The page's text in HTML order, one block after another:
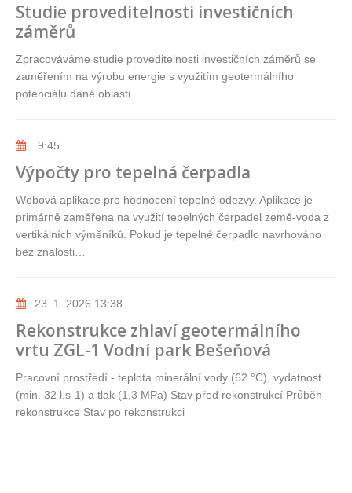
Studie proveditelnosti investičních
záměrů
Zpracováváme studie proveditelnosti investičních záměrů se
zaměřením na výrobu energie s využitím geotermálního
potenciálu dané oblasti.
9:45
Výpočty pro tepelná čerpadla
Webová aplikace pro hodnocení tepelné odezvy. Aplikace je
primárně zaměřena na využití tepelných čerpadel země-voda z
vertikálních výměníků. Pokud je tepelné čerpadlo navrhováno
bez znalosti…
23. 1. 2026 13:38
Rekonstrukce zhlaví geotermálního
vrtu ZGL-1 Vodní park Bešeňová
Pracovní prostředí - teplota minerální vody (62 °C), vydatnost
(min. 32 l.s-1) a tlak (1,3 MPa) Stav před rekonstrukcí Průběh
rekonstrukce Stav po rekonstrukci